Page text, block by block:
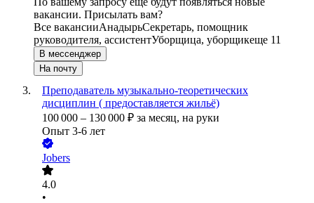
вакансии. Присылать вам?
Все вакансииАнадырьСекретарь, помощник
руководителя, ассистентУборщица, уборщикеще 11
В мессенджер
На почту
Преподаватель музыкально-теоретических
дисциплин ( предоставляется жильё)
100 000 – 130 000 ₽ за месяц, на руки
Опыт 3-6 лет
Jobers
4.0
•